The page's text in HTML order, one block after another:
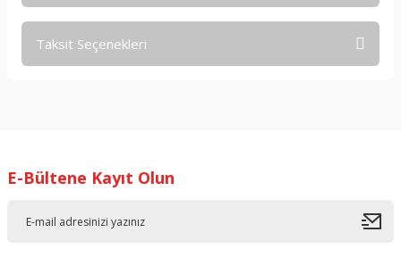
Taksit Seçenekleri
E-Bültene Kayıt Olun